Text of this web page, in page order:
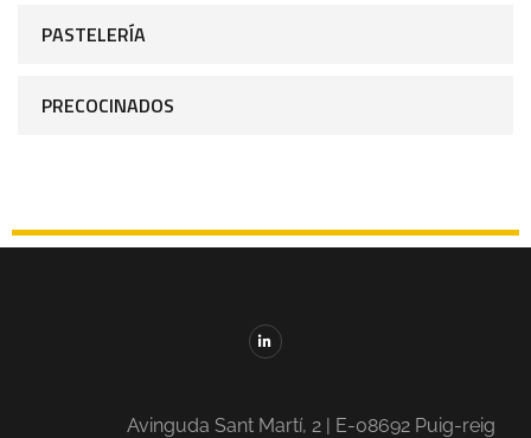
PASTELERÍA
PRECOCINADOS
Avinguda Sant Martí, 2 | E-08692 Puig-reig